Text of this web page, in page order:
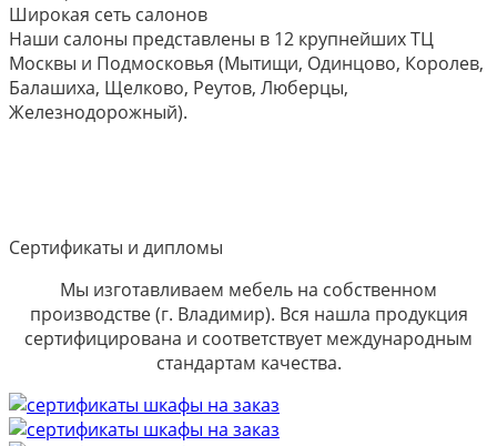
Широкая сеть салонов
Наши салоны представлены в 12 крупнейших ТЦ
Москвы и Подмосковья (Мытищи, Одинцово, Королев,
Балашиха, Щелково, Реутов, Люберцы,
Железнодорожный).
Сертификаты и дипломы
Мы изготавливаем мебель на собственном
производстве (г. Владимир). Вся нашла продукция
сертифицирована и соответствует международным
стандартам качества.